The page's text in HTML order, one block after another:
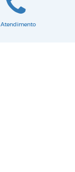
Atendimento